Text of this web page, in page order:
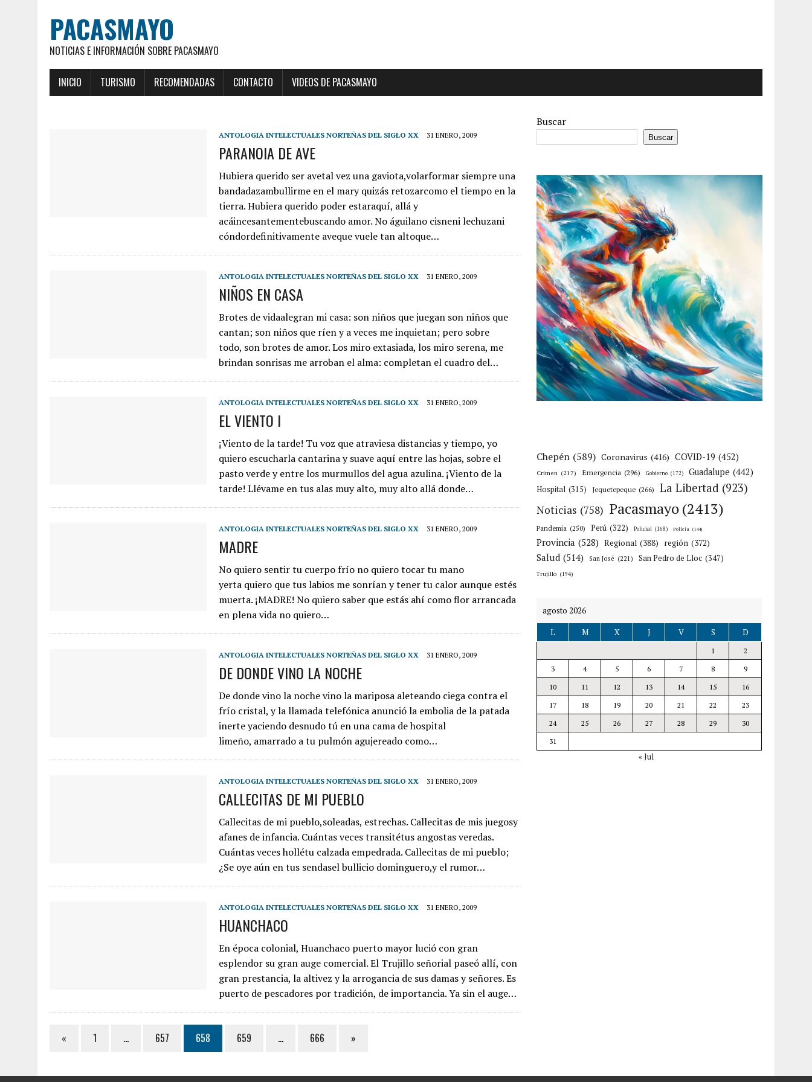
PACASMAYO
NOTICIAS E INFORMACIÓN SOBRE PACASMAYO
INICIO TURISMO RECOMENDADAS CONTACTO VIDEOS DE PACASMAYO
ANTOLOGIA INTELECTUALES NORTEÑAS DEL SIGLO XX 31 ENERO, 2009
PARANOIA DE AVE
Hubiera querido ser avetal vez una gaviota,volarformar siempre una
bandadazambullirme en el mary quizás retozarcomo el tiempo en la
tierra. Hubiera querido poder estaraquí, allá y
acáincesantementebuscando amor. No águilano cisneni lechuzani
cóndordefinitivamente aveque vuele tan altoque…
ANTOLOGIA INTELECTUALES NORTEÑAS DEL SIGLO XX 31 ENERO, 2009
NIÑOS EN CASA
Brotes de vidaalegran mi casa: son niños que juegan son niños que
cantan; son niños que ríen y a veces me inquietan; pero sobre
todo, son brotes de amor. Los miro extasiada, los miro serena, me
brindan sonrisas me arroban el alma: completan el cuadro del…
ANTOLOGIA INTELECTUALES NORTEÑAS DEL SIGLO XX 31 ENERO, 2009
EL VIENTO I
¡Viento de la tarde! Tu voz que atraviesa distancias y tiempo, yo
quiero escucharla cantarina y suave aquí entre las hojas, sobre el
pasto verde y entre los murmullos del agua azulina. ¡Viento de la
tarde! Llévame en tus alas muy alto, muy alto allá donde…
ANTOLOGIA INTELECTUALES NORTEÑAS DEL SIGLO XX 31 ENERO, 2009
MADRE
No quiero sentir tu cuerpo frío no quiero tocar tu mano
yerta quiero que tus labios me sonrían y tener tu calor aunque estés
muerta. ¡MADRE! No quiero saber que estás ahí como flor arrancada
en plena vida no quiero…
ANTOLOGIA INTELECTUALES NORTEÑAS DEL SIGLO XX 31 ENERO, 2009
DE DONDE VINO LA NOCHE
De donde vino la noche vino la mariposa aleteando ciega contra el
frío cristal, y la llamada telefónica anunció la embolia de la patada
inerte yaciendo desnudo tú en una cama de hospital
limeño, amarrado a tu pulmón agujereado como…
ANTOLOGIA INTELECTUALES NORTEÑAS DEL SIGLO XX 31 ENERO, 2009
CALLECITAS DE MI PUEBLO
Callecitas de mi pueblo,soleadas, estrechas. Callecitas de mis juegosy
afanes de infancia. Cuántas veces transitétus angostas veredas.
Cuántas veces hollétu calzada empedrada. Callecitas de mi pueblo;
¿Se oye aún en tus sendasel bullicio dominguero,y el rumor…
ANTOLOGIA INTELECTUALES NORTEÑAS DEL SIGLO XX 31 ENERO, 2009
HUANCHACO
En época colonial, Huanchaco puerto mayor lució con gran
esplendor su gran auge comercial. El Trujillo señorial paseó allí, con
gran prestancia, la altivez y la arrogancia de sus damas y señores. Es
puerto de pescadores por tradición, de importancia. Ya sin el auge…
« 1 … 657 658 659 … 666 »
Buscar
Buscar
Chepén (589) Coronavirus (416) COVID-19 (452)
Crimen (217) Emergencia (296) Gobierno (172) Guadalupe (442)
Hospital (315) Jequetepeque (266) La Libertad (923)
Noticias (758) Pacasmayo(2413)
Pandemia (250) Perú (322) Policial (168) Policía (144)
Provincia (528) Regional (388) región (372)
Salud (514) San José (221) San Pedro de Lloc (347)
Trujillo (194)
agosto 2026
L
M X J V S D
1
2
3
4 5 6 7 8
9
10
11 12 13 14 15
16
17
18 19 20 21 22
23
24
25 26 27 28 29
30
31
« Jul